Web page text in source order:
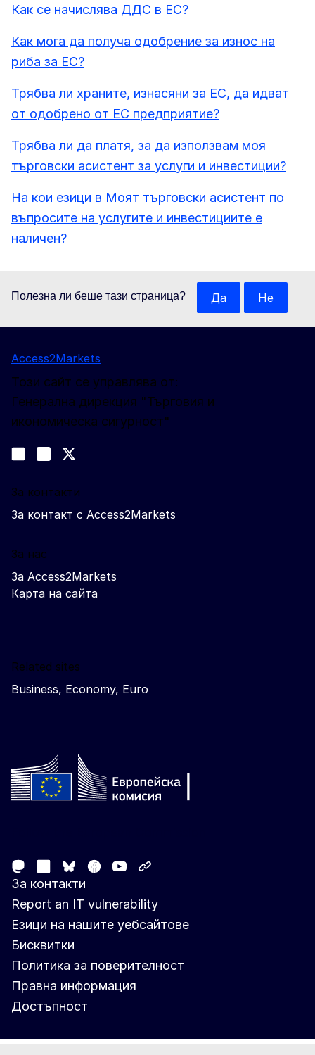
Как се начислява ДДС в ЕС?
Как мога да получа одобрение за износ на
риба за ЕС?
Трябва ли храните, изнасяни за ЕС, да идват
от одобрено от ЕС предприятие?
Трябва ли да платя, за да използвам моя
търговски асистент за услуги и инвестиции?
На кои езици в Моят търговски асистент по
въпросите на услугите и инвестициите е
наличен?
Полезна ли беше тази страница? Да Не
Access2Markets
Този сайт се управлява от:
Генерална дирекция "Търговия и
икономическа сигурност"
Join us on LinkedIn
Trade-Off podcast
За контакти
За контакт с Access2Markets
За нас
За Access2Markets
Карта на сайта
Related sites
Business, Economy, Euro
MastodonLinkedIn
Bluesky
Facebook
Youtube
За контакти
Report an IT vulnerability
Езици на нашите уебсайтове
Бисквитки
Политика за поверителност
Правна информация
Достъпност